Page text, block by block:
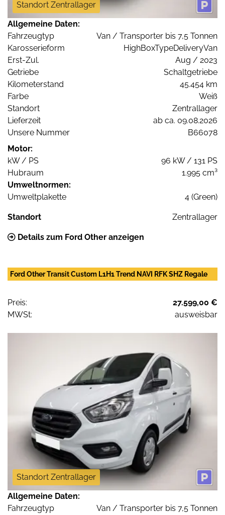
Standort Zentrallager
Allgemeine Daten:
Fahrzeugtyp
Van / Transporter bis 7,5 Tonnen
Karosserieform
HighBoxTypeDeliveryVan
Erst-Zul.
Aug / 2023
Getriebe
Schaltgetriebe
Kilometerstand
45.454 km
Farbe
Weiß
Standort
Zentrallager
Lieferzeit
ab ca. 09.08.2026
Unsere Nummer
B66078
Motor:
kW / PS
96 kW / 131 PS
Hubraum
1.995 cm³
Umweltnormen:
Umweltplakette
4 (Green)
Standort Zentrallager
Details zum Ford Other anzeigen
Ford Other Transit Custom L1H1 Trend NAVI RFK SHZ Regale
Preis:
27.599,00 €
MWSt:
ausweisbar
Standort Zentrallager
Allgemeine Daten:
Fahrzeugtyp
Van / Transporter bis 7,5 Tonnen